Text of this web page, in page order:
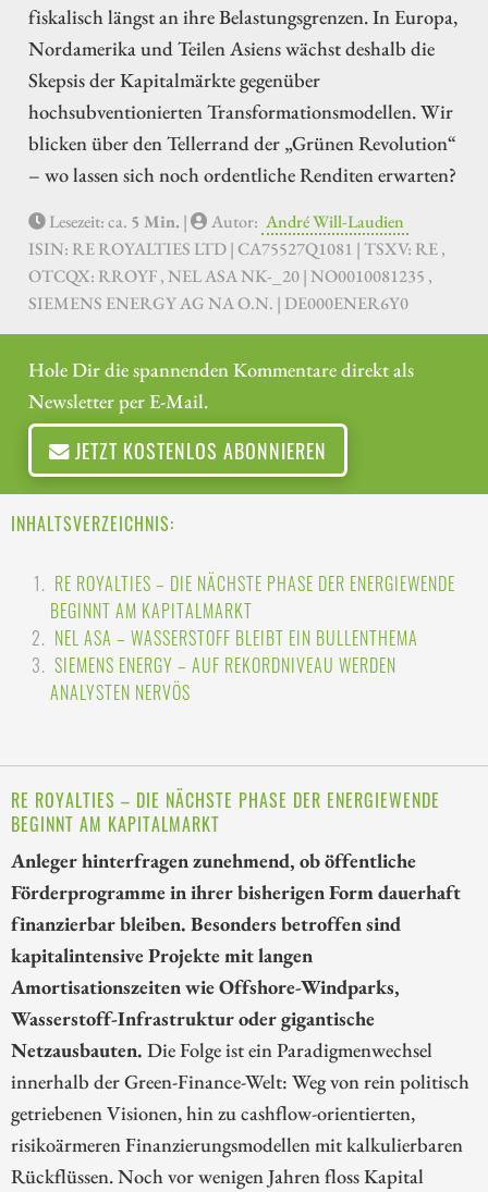
fiskalisch längst an ihre Belastungsgrenzen. In Europa,
Nordamerika und Teilen Asiens wächst deshalb die
Skepsis der Kapitalmärkte gegenüber
hochsubventionierten Transformationsmodellen. Wir
blicken über den Tellerrand der „Grünen Revolution“
– wo lassen sich noch ordentliche Renditen erwarten?
Lesezeit: ca. 5 Min. | Autor: André Will-Laudien
ISIN: RE ROYALTIES LTD | CA75527Q1081 | TSXV: RE ,
OTCQX: RROYF , NEL ASA NK-_20 | NO0010081235 ,
SIEMENS ENERGY AG NA O.N. | DE000ENER6Y0
Hole Dir die spannenden Kommentare direkt als
Newsletter per E-Mail.
JETZT KOSTENLOS ABONNIEREN
INHALTSVERZEICHNIS:
RE ROYALTIES – DIE NÄCHSTE PHASE DER ENERGIEWENDE
BEGINNT AM KAPITALMARKT
NEL ASA – WASSERSTOFF BLEIBT EIN BULLENTHEMA
SIEMENS ENERGY – AUF REKORDNIVEAU WERDEN
ANALYSTEN NERVÖS
RE ROYALTIES – DIE NÄCHSTE PHASE DER ENERGIEWENDE
BEGINNT AM KAPITALMARKT
Anleger hinterfragen zunehmend, ob öffentliche
Förderprogramme in ihrer bisherigen Form dauerhaft
finanzierbar bleiben. Besonders betroffen sind
kapitalintensive Projekte mit langen
Amortisationszeiten wie Offshore-Windparks,
Wasserstoff-Infrastruktur oder gigantische
Netzausbauten. Die Folge ist ein Paradigmenwechsel
innerhalb der Green-Finance-Welt: Weg von rein politisch
getriebenen Visionen, hin zu cashflow-orientierten,
risikoärmeren Finanzierungsmodellen mit kalkulierbaren
Rückflüssen. Noch vor wenigen Jahren floss Kapital